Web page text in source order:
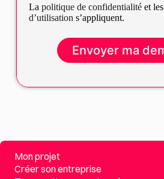
La politique de confidentialitéet les
d’utilisation s’appliquent.
Mon projet
Créer son entreprise